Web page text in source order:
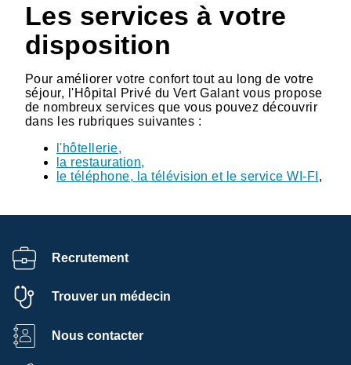
Les services à votre
disposition
Pour améliorer votre confort tout au long de votre
séjour, l'Hôpital Privé du Vert Galant vous propose
de nombreux services que vous pouvez découvrir
dans les rubriques suivantes :
l'hôtellerie,
la restauration,
le téléphone, la télévision et le service WI-FI ,
Recrutement
Trouver un médecin
Nous contacter